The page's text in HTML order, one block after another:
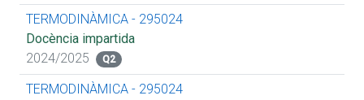
TERMODINÀMICA - 295024
Docència impartida
2024/2025
Q2
TERMODINÀMICA - 295024